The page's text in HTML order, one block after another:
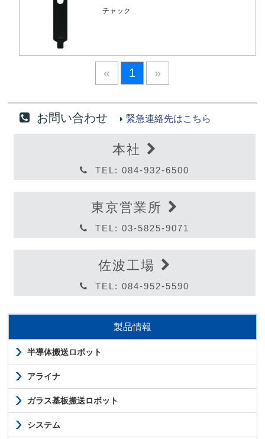
チャック
« 1 »
お問い合わせ 緊急連絡先はこちら
本社
TEL: 084-932-6500
東京営業所
TEL: 03-5825-9071
佐波工場
TEL: 084-952-5590
製品情報
半導体搬送ロボット
アライナ
ガラス基板搬送ロボット
システム